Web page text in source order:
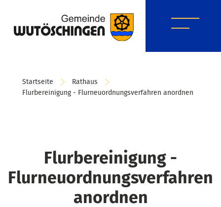
Startseite
Rathaus
Flurbereinigung - Flurneuordnungsverfahren anordnen
Flurbereinigung -
Flurneuordnungsverfahren
anordnen